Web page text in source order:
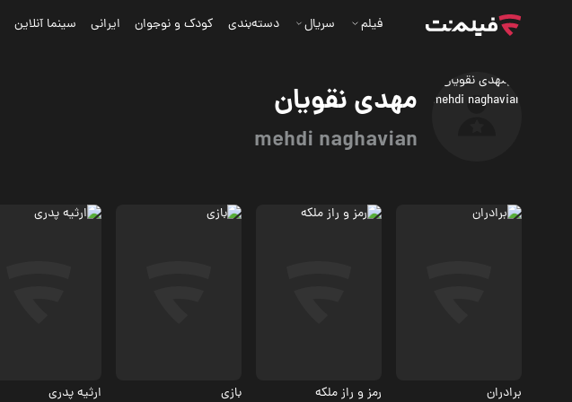
مهدی نقویان
mehdi naghavian
فیلم سریال دسته‌بندی کودک و نوجوان ایرانی سینما آنلاین
برادران رمز و راز ملکه بازی ارثیه پدری